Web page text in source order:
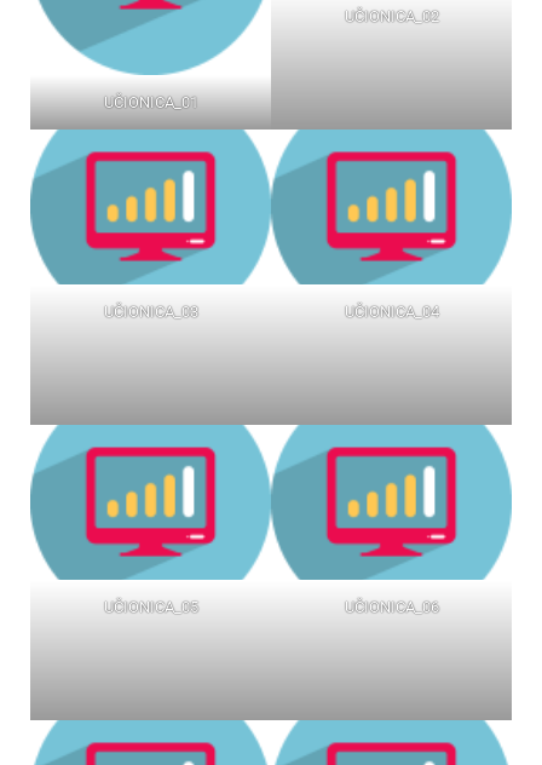
UČIONICA_01
UČIONICA_02
UČIONICA_03 UČIONICA_04
UČIONICA_05 UČIONICA_06